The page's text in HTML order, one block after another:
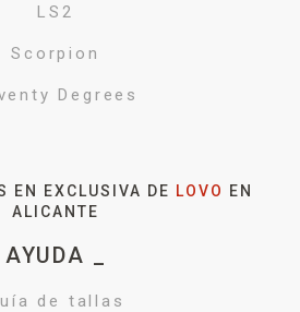
LS2
Scorpion
Degrees
EN EXCLUSIVA DE LOVO EN
ALICANTE
AYUDA _
de tallas